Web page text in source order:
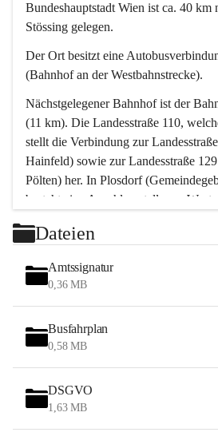
Bundeshauptstadt Wien ist ca. 40 km
Stössing gelegen.
Der Ort besitzt eine
(Bahnhof an der Westbahnstrecke).
Nächstgelegener Bahnhof ist der
(11 km). Die Landesstraße 110,
stellt die Verbindung zur
Hainfeld) sowie zur Landesstraße
Pölten) her. In Plosdorf
besteht eine Anschlussstelle zur
Wien erreicht man in ca. 45 Minuten.
Stössing zählt noch zum
zum Naherholungsraum St. Pölten.
„ihre Wiener“. Seit 1960 bauten
Wochenendhäuser im
waldreichen Jagdgebietes haben viele
Das Wandern ist aus touristischer
Tätigkeit. Das hügelige Gebiet mit
Wiesen, Wälder und Obstkulturen
Dateien
Amtssignatur
0,36 MB
Busfahrplan
0,58 MB
DSGVO
1,63 MB